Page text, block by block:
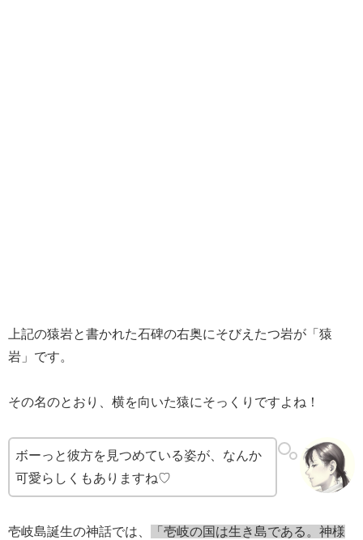
上記の猿岩と書かれた石碑の右奥にそびえたつ岩が「猿
岩」です。
その名のとおり、横を向いた猿にそっくりですよね！
ボーっと彼方を見つめている姿が、なんか
可愛らしくもありますね♡
壱岐島誕生の神話では、
「壱岐の国は生き島である。神様